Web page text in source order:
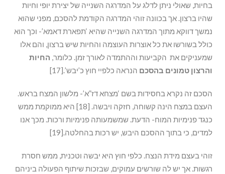
בחיות, שאולי ניתן לדלג על המדרגה השנייה של יצירת יופי וחיות
שהיו ברצון. אך בכוונה זוהי המדרגה הקודמת להסכם, מפני שהוא
נמשך דווקא מתוך המדרגה השנייה שהיא ‘תפארת דאמא’- וכך הוא
כולל בשורשו את כל אוצרות העוצמה והחיות שיש ברצון, והם אלו
שמעניקים את הקביעות וההתמדה לאורך זמן. כלומר, החיות
והרצון טמונים בהסכם הנראה כלפיי חוץ כ’יבש’.[17]
הסכם זה נקרא בחסידות בשם ‘מצחא דז”א’- מלשון המצח בראש.
העצם במצח הינה קשוחה, חזקה ויבשה. [18] היא ממוקמת ממש
כנגד פנימיות המוח- הדעת. שמשמעותה פנימיות ורכות. מכך אנו
למדים, כי בתוך ההסכם היבש, יש רכות בהחלטה.[19]
זוהי בעצם מידת הנצח. כלפי חוץ היא יבשה וטכנית, ממש חסרת
רגשות. אך יש לה שורשים עמוקים, שבזכות שיתוף הפעולה ביניהם